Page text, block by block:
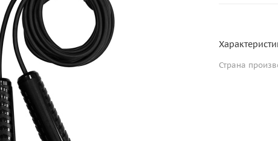
Страна